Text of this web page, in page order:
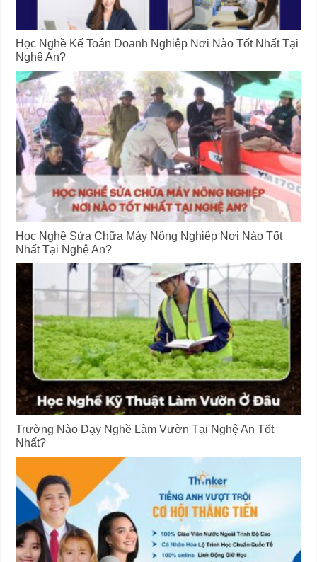
Học Nghề Kế Toán Doanh Nghiệp Nơi Nào Tốt Nhất Tại
Nghệ An?
Học Nghề Sửa Chữa Máy Nông Nghiệp Nơi Nào Tốt
Nhất Tại Nghệ An?
Trường Nào Dạy Nghề Làm Vườn Tại Nghệ An Tốt
Nhất?